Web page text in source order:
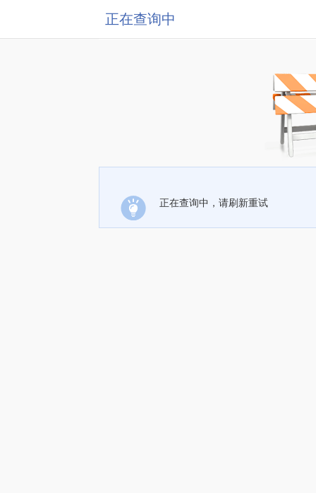
正在查询中
正在查询中，请刷新重试